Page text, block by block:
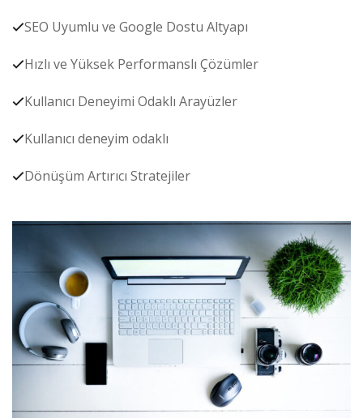
SEO Uyumlu ve Google Dostu Altyapı
Hızlı ve Yüksek Performanslı Çözümler
Kullanıcı Deneyimi Odaklı Arayüzler
Kullanıcı deneyim odaklı
Dönüşüm Artırıcı Stratejiler